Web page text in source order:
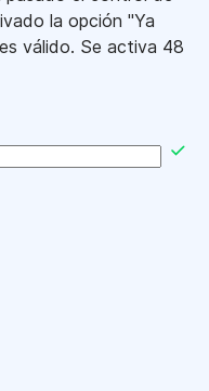
la opción "Ya
válido. Se activa 48